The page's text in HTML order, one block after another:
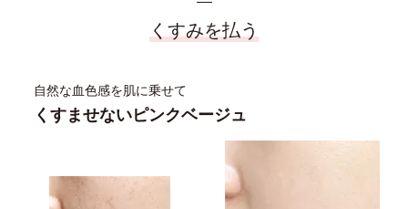
くすみを払う
自然な血色感を肌に乗せて
くすませないピンクベージュ